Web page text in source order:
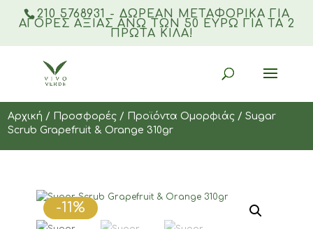
210 5768931 - ΔΩΡΕΑΝ ΜΕΤΑΦΟΡΙΚΆ ΓΙΑ
ΑΓΟΡΈΣ ΑΞΊΑΣ ΆΝΩ ΤΩΝ 50 ΕΥΡΏ ΓΙΑ ΤΑ 2
ΠΡΏΤΑ ΚΙΛΆ!
Αρχική / Προσφορές / Προϊόντα Ομορφιάς / Sugar
Scrub Grapefruit & Orange 310gr
-11%